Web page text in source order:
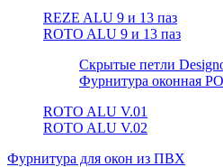
REZE ALU 9 и 13 паз
ROTO ALU 9 и 13 паз
Скрытые петли
Фурнитура оконная
ROTO ALU V.01
ROTO ALU V.02
Фурнитура для окон из ПВХ